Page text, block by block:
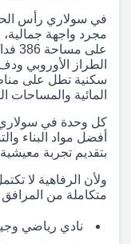
في سولاري رأس
مجرد واجهة
على
الطراز الأوروبي
سكنية تطل على
المائية والمساحات
كل وحدة في
أفضل مواد البناء
بتقديم تجربة
ولأن الرفاهية لا
متكاملة من
نادي رياضي